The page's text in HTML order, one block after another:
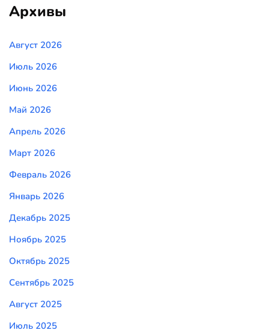
Архивы
Август 2026
Июль 2026
Июнь 2026
Май 2026
Апрель 2026
Март 2026
Февраль 2026
Январь 2026
Декабрь 2025
Ноябрь 2025
Октябрь 2025
Сентябрь 2025
Август 2025
Июль 2025